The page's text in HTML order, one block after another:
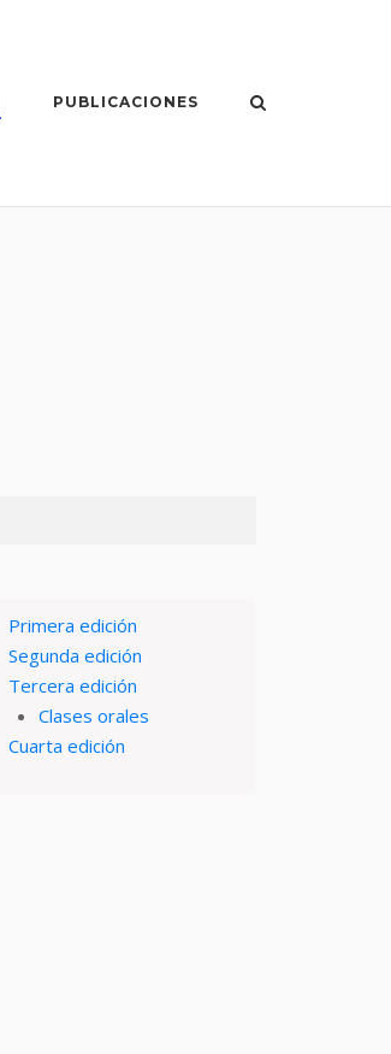
PUBLICACIONES
Primera edición
Segunda edición
Tercera edición
Clases orales
Cuarta edición